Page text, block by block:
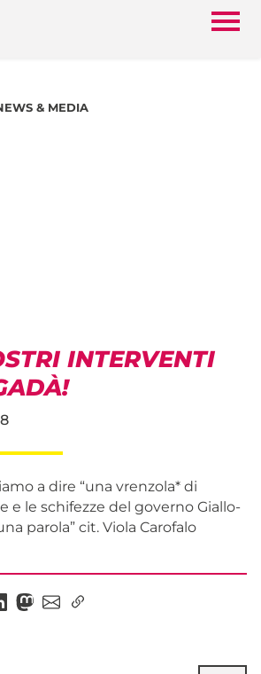
& MEDIA
INTERVENTI
a dire “una vrenzola* di
e le schifezze del governo Giallo-
parola” cit. Viola Carofalo